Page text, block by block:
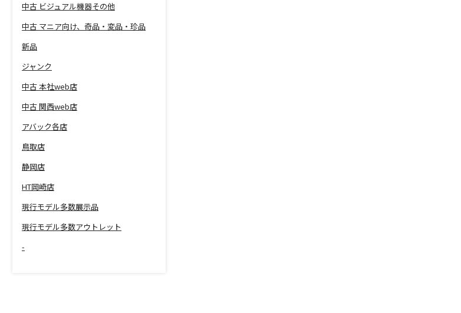
中古 ビジュアル機器その他
中古 マニア向け、奇品・変品・珍品
新品
ジャンク
中古 本社web店
中古 関西web店
アバック各店
鳥取店
静岡店
HT岡崎店
現行モデル多数展示品
現行モデル多数アウトレット
-